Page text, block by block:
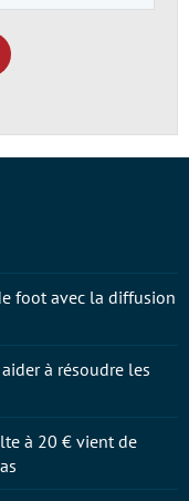
foot avec la diffusion
à résoudre les
à 20 € vient de